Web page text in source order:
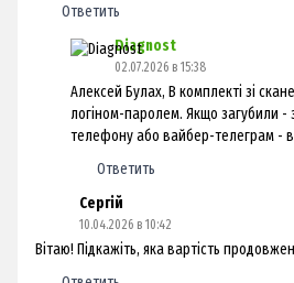
Ответить
Diagnost
02.07.2026 в 15:38
Алексей Булах, В комплекті зі
логіном-паролем. Якщо загубили -
телефону або вайбер-телеграм -
Ответить
Сергій
10.04.2026 в 10:42
Вітаю! Підкажіть, яка вартість